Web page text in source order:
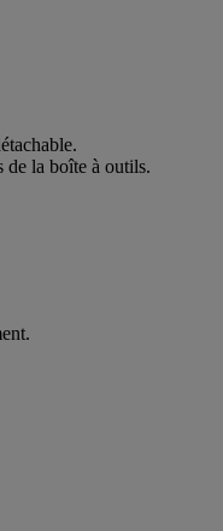
de la boîte à outils.